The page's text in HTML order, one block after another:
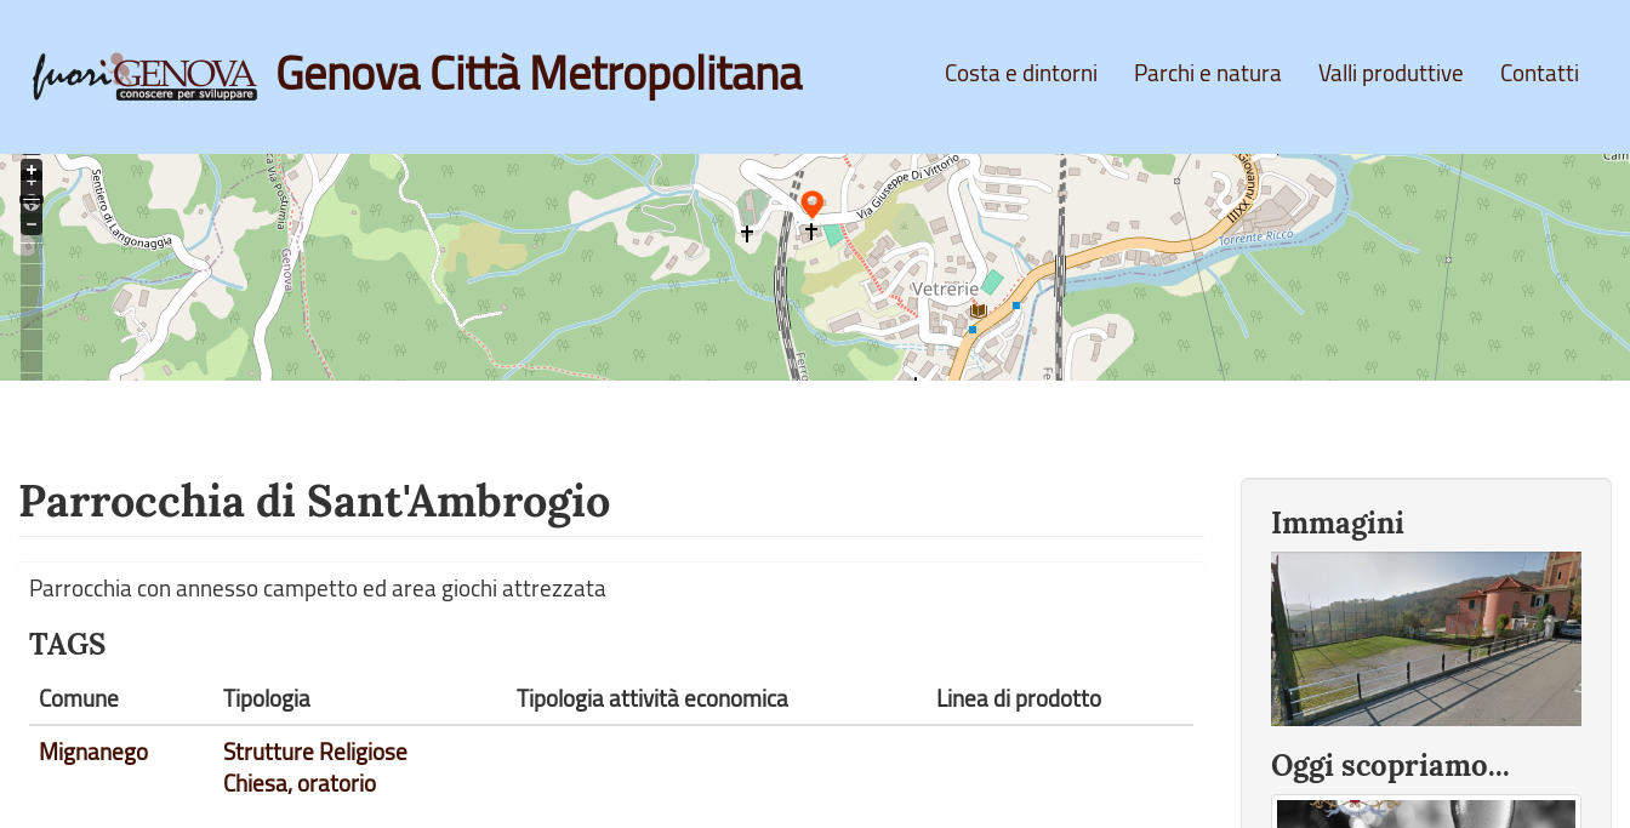
Skip
main
content
Genova Città Metropolitana Costa e dintorni Parchi e natura Valli produttive Contatti
Parrocchia di Sant'Ambrogio
Parrocchia con annesso campetto ed area giochi attrezzata
TAGS
Comune Tipologia Tipologia attività economica
Linea di prodotto
Mignanego
Strutture Religiose
Chiesa, oratorio
Immagini
Oggi scopriamo...